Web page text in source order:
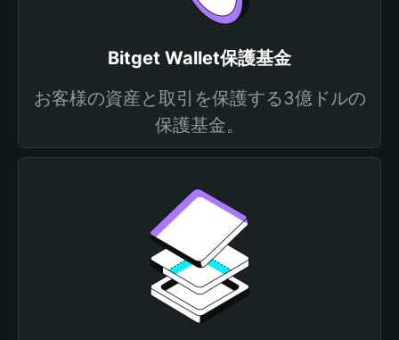
Bitget Wallet保護基金
お客様の資産と取引を保護する3億ドルの
保護基金。